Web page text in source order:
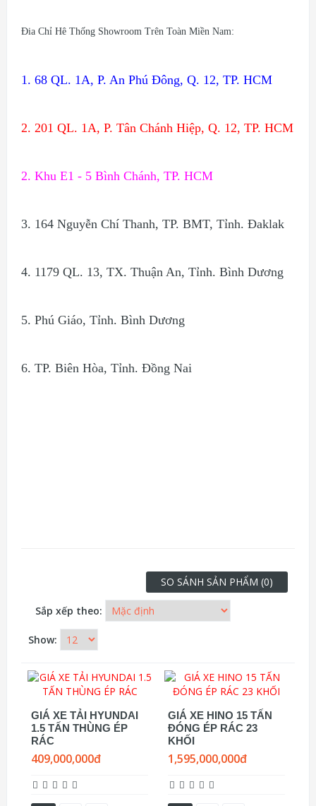
Đia Chỉ Hê Thống Showroom Trên Toàn Miền Nam:
1. 68 QL. 1A, P. An Phú Đông, Q. 12, TP. HCM
2. 201 QL. 1A, P. Tân Chánh Hiệp, Q. 12, TP. HCM
2. Khu E1 - 5 Bình Chánh, TP. HCM
3. 164 Nguyễn Chí Thanh, TP. BMT, Tỉnh. Đaklak
4. 1179 QL. 13, TX. Thuận An, Tỉnh. Bình Dương
5. Phú Giáo, Tỉnh. Bình Dương
6. TP. Biên Hòa, Tỉnh. Đồng Nai
SO SÁNH SẢN PHẨM (0)
Sắp xếp theo:
Show:
GIÁ XE TẢI HYUNDAI
1.5 TẤN THÙNG ÉP
RÁC
409,000,000đ
GIÁ XE HINO 15 TẤN
ĐÓNG ÉP RÁC 23
KHỐI
1,595,000,000đ